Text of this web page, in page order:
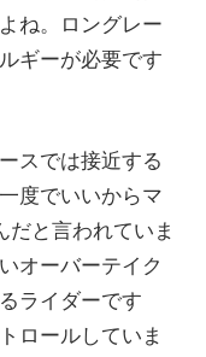
ね。ロングレー
ギーが必要です
スでは接近する
度でいいからマ
だと言われていま
オーバーテイク
ライダーです
ロールしていま